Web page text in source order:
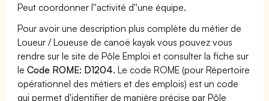
Peut coordonner l''activité d''une équipe.
Pour avoir une description plus complète du métier de
Loueur / Loueuse de canoë kayak vous pouvez vous
rendre sur le site de Pôle Emploi et consulter la fiche sur
leCode ROME: D1204. Le code ROME (pour Répertoire
opérationnel des métiers et des emplois) est un code
qui permet d'identifier de manière précise par Pôle